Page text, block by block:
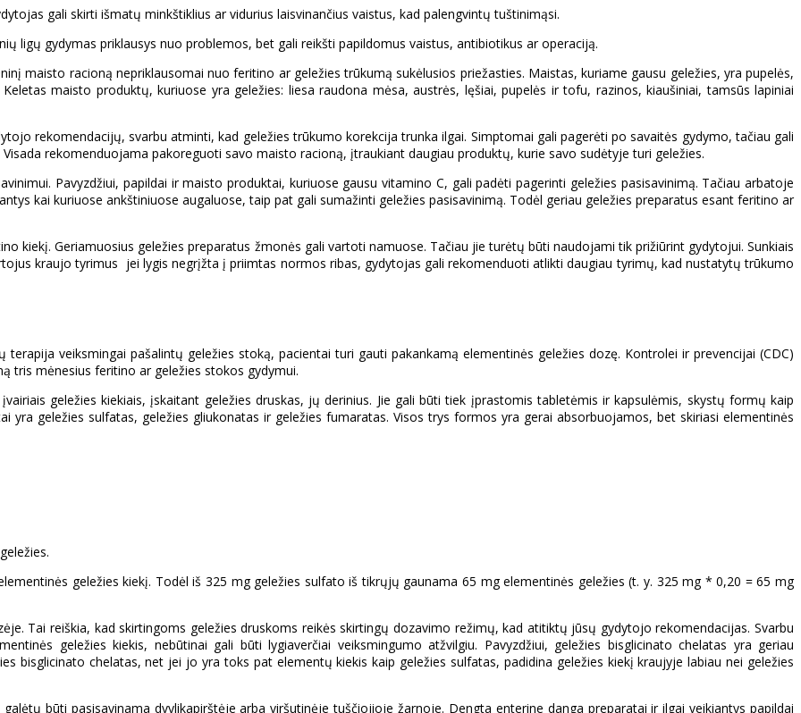
gali skirti išmatų minkštiklius ar vidurius laisvinančius vaistus, kad palengvintų tuštinimąsi.
ligų gydymas priklausys nuo problemos, bet gali reikšti papildomus vaistus, antibiotikus ar operaciją.
maisto racioną nepriklausomai nuo feritino ar geležies trūkumą sukėlusios priežasties. Maistas, kuriame gausu geležies, yra pupelės,
maisto produktų, kuriuose yra geležies: liesa raudona mėsa, austrės, lęšiai, pupelės ir tofu, razinos, kiaušiniai, tamsūs lapiniai
rekomendacijų, svarbu atminti, kad geležies trūkumo korekcija trunka ilgai. Simptomai gali pagerėti po savaitės gydymo, tačiau gali
rekomenduojama pakoreguoti savo maisto racioną, įtraukiant daugiau produktų, kurie savo sudėtyje turi geležies.
Pavyzdžiui, papildai ir maisto produktai, kuriuose gausu vitamino C, gali padėti pagerinti geležies pasisavinimą. Tačiau arbatoje
kai kuriuose ankštiniuose augaluose, taip pat gali sumažinti geležies pasisavinimą. Todėl geriau geležies preparatus esant feritino ar
kiekį. Geriamuosius geležies preparatus žmonės gali vartoti namuose. Tačiau jie turėtų būti naudojami tik prižiūrint gydytojui. Sunkiais
kraujo tyrimus jei lygis negrįžta į priimtas normos ribas, gydytojas gali rekomenduoti atlikti daugiau tyrimų, kad nustatytų trūkumo
veiksmingai pašalintų geležies stoką, pacientai turi gauti pakankamą elementinės geležies dozę. Kontrolei ir prevencijai (CDC)
tris mėnesius feritino ar geležies stokos gydymui.
geležies kiekiais, įskaitant geležies druskas, jų derinius. Jie gali būti tiek įprastomis tabletėmis ir kapsulėmis, skystų formų kaip
yra geležies sulfatas, geležies gliukonatas ir geležies fumaratas. Visos trys formos yra gerai absorbuojamos, bet skiriasi elementinės
geležies kiekį. Todėl iš 325 mg geležies sulfato iš tikrųjų gaunama 65 mg elementinės geležies (t. y. 325 mg * 0,20 = 65 mg
Tai reiškia, kad skirtingoms geležies druskoms reikės skirtingų dozavimo režimų, kad atitiktų jūsų gydytojo rekomendacijas. Svarbu
geležies kiekis, nebūtinai gali būti lygiaverčiai veiksmingumo atžvilgiu. Pavyzdžiui, geležies bisglicinato chelatas yra geriau
bisglicinato chelatas, net jei jo yra toks pat elementų kiekis kaip geležies sulfatas, padidina geležies kiekį kraujyje labiau nei geležies
būti pasisavinama dvylikapirštėje arba viršutinėje tuščiojioje žarnoje. Dengta enterine danga preparatai ir ilgai veikiantys papildai